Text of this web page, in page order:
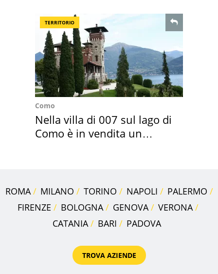
TERRITORIO
Como
Nella villa di 007 sul lago di
Como è in vendita un
ROMA MILANO TORINO NAPOLI
PALERMO
FIRENZE
BOLOGNA GENOVA
VERONA
CATANIA
BARI PADOVA
TROVA AZIENDE